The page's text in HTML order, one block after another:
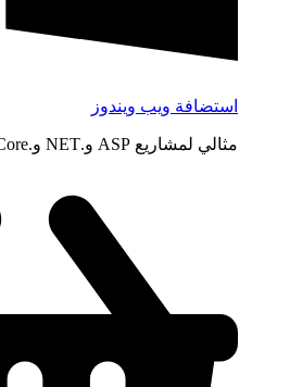
استضافة ويب ويندوز
مثالي لمشاريع ASP و.NET و.NET Core وMSSQL.